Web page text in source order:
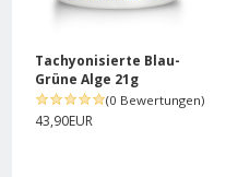
Tachyonisierte Blau-
Grüne Alge 21g
(0 Bewertungen)
43,90EUR